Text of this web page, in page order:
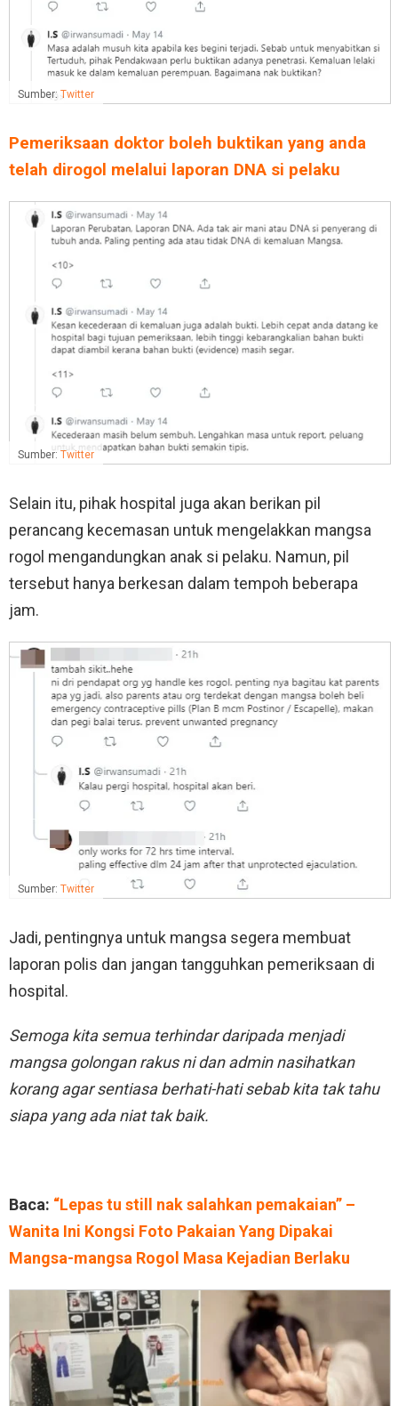
Sumber: Twitter
Pemeriksaan doktor boleh buktikan yang anda
telah dirogol melalui laporan DNA si pelaku
Sumber: Twitter
Selain itu, pihak hospital juga akan berikan pil
perancang kecemasan untuk mengelakkan mangsa
rogol mengandungkan anak si pelaku. Namun, pil
tersebut hanya berkesan dalam tempoh beberapa
jam.
Sumber: Twitter
Jadi, pentingnya untuk mangsa segera membuat
laporan polis dan jangan tangguhkan pemeriksaan di
hospital.
Semoga kita semua terhindar daripada menjadi
mangsa golongan rakus ni dan admin nasihatkan
korang agar sentiasa berhati-hati sebab kita tak tahu
siapa yang ada niat tak baik.
Baca: “Lepas tu still nak salahkan pemakaian” –
Wanita Ini Kongsi Foto Pakaian Yang Dipakai
Mangsa-mangsa Rogol Masa Kejadian Berlaku